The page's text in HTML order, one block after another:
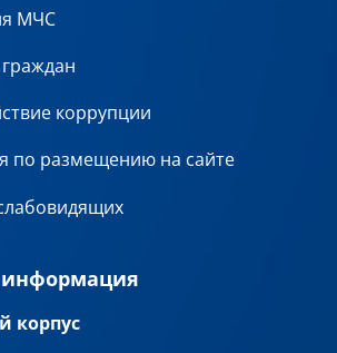
МЧС
коррупции
по размещению на сайте
информация
корпус